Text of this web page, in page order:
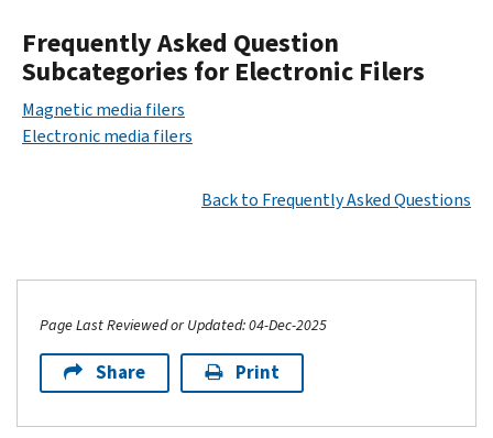
Frequently Asked Question
Subcategories for Electronic Filers
Magnetic media filers
Electronic media filers
Back to Frequently Asked Questions
Page Last Reviewed or Updated: 04-Dec-2025
Share Print